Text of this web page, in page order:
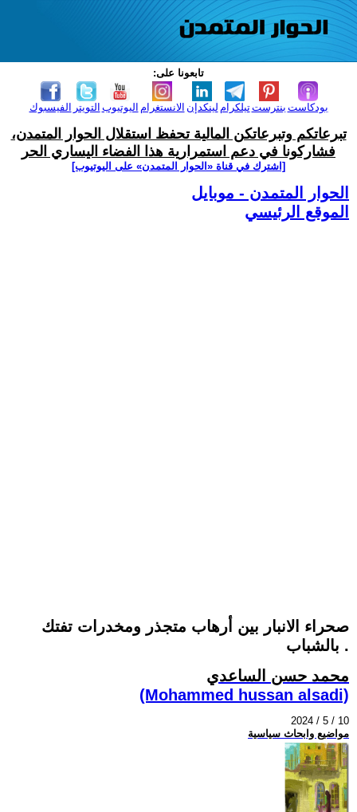
تابعونا على:
الفيسبوك التويتر اليوتيوب الانستغرام لينكدإن تيلكرامبنترست بودكاست
تبرعاتكم وتبرعاتكن المالية تحفظ استقلال الحوار المتمدن،
فشاركونا في دعم استمرارية هذا الفضاء اليساري الحر
[اشترك في قناة ‫«الحوار المتمدن» على اليوتيوب]
الحوار المتمدن - موبايل
الموقع الرئيسي
صحراء الانبار بين أرهاب متجذر ومخدرات تفتك
بالشباب .
محمد حسن الساعدي
(Mohammed hussan alsadi)
2024 / 5 / 10
مواضيع وابحاث سياسية